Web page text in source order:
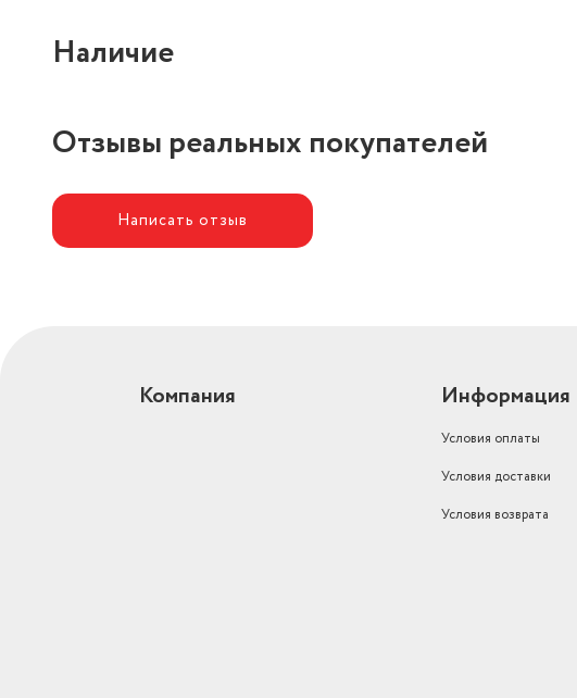
Наличие
Отзывы реальных покупателей
Написать отзыв
Компания Информация
Условия оплаты
Условия доставки
Условия возврата